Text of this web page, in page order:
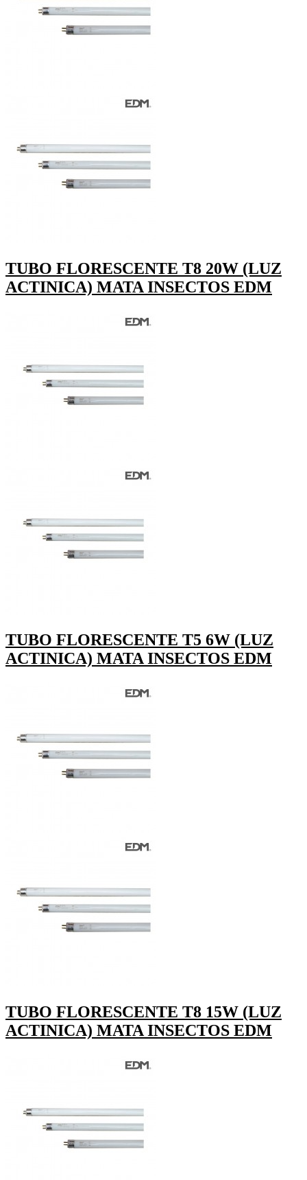
TUBO FLORESCENTE T8 20W (LUZ
ACTINICA) MATA INSECTOS EDM
TUBO FLORESCENTE T5 6W (LUZ
ACTINICA) MATA INSECTOS EDM
TUBO FLORESCENTE T8 15W (LUZ
ACTINICA) MATA INSECTOS EDM